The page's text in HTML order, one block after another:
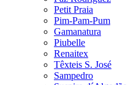
Petit Praia
Pim-Pam-Pum
Gamanatura
Piubelle
Renaitex
Têxteis S. José
Sampedro